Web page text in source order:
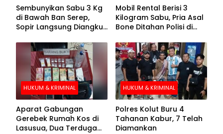
Sembunyikan Sabu 3 Kg
di Bawah Ban Serep,
Sopir Langsung Diangkut
Mobil Rental Berisi 3
Kilogram Sabu, Pria Asal
Bone Ditahan Polisi di
HUKUM & KRIMINAL
Aparat Gabungan
Gerebek Rumah Kos di
Lasusua, Dua Terduga
HUKUM & KRIMINAL
Polres Kolut Buru 4
Tahanan Kabur, 7 Telah
Diamankan